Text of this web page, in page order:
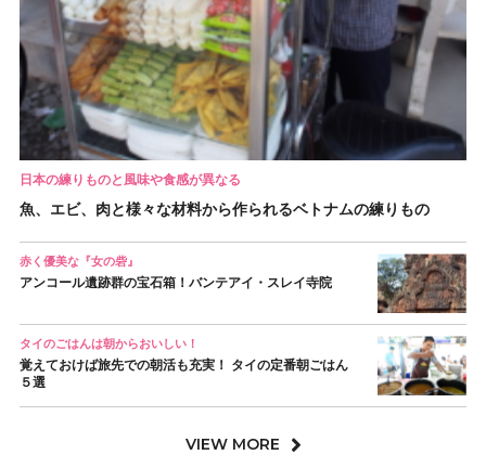
日本の練りものと風味や食感が異なる
魚、エビ、肉と様々な材料から作られるベトナムの練りもの
赤く優美な『女の砦』
アンコール遺跡群の宝石箱！バンテアイ・スレイ寺院
タイのごはんは朝からおいしい！
覚えておけば旅先での朝活も充実！ タイの定番朝ごはん
５選
VIEW MORE